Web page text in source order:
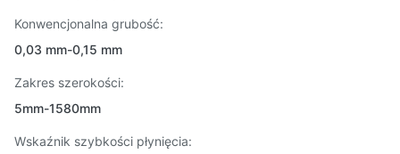
Konwencjonalna grubość:
0,03 mm-0,15 mm
Zakres szerokości:
5mm-1580mm
Wskaźnik szybkości płynięcia: